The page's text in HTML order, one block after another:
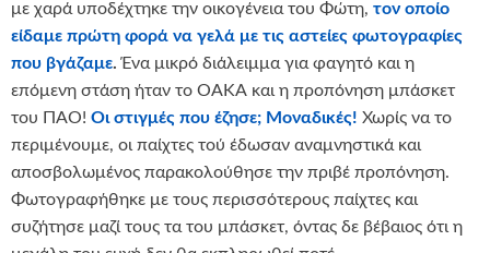
με χαρά υποδέχτηκε την οικογένεια του Φώτη, τον οποίο
είδαμε πρώτη φορά να γελά με τις αστείες φωτογραφίες
που βγάζαμε. Ένα μικρό διάλειμμα για φαγητό και η
επόμενη στάση ήταν το ΟΑΚΑ και η προπόνηση μπάσκετ
του ΠΑΟ! Οι στιγμές που έζησε; Μοναδικές! Χωρίς να το
περιμένουμε, οι παίχτες τού έδωσαν αναμνηστικά και
αποσβολωμένος παρακολούθησε την πριβέ προπόνηση.
Φωτογραφήθηκε με τους περισσότερους παίχτες και
συζήτησε μαζί τους τα του μπάσκετ, όντας δε βέβαιος ότι η